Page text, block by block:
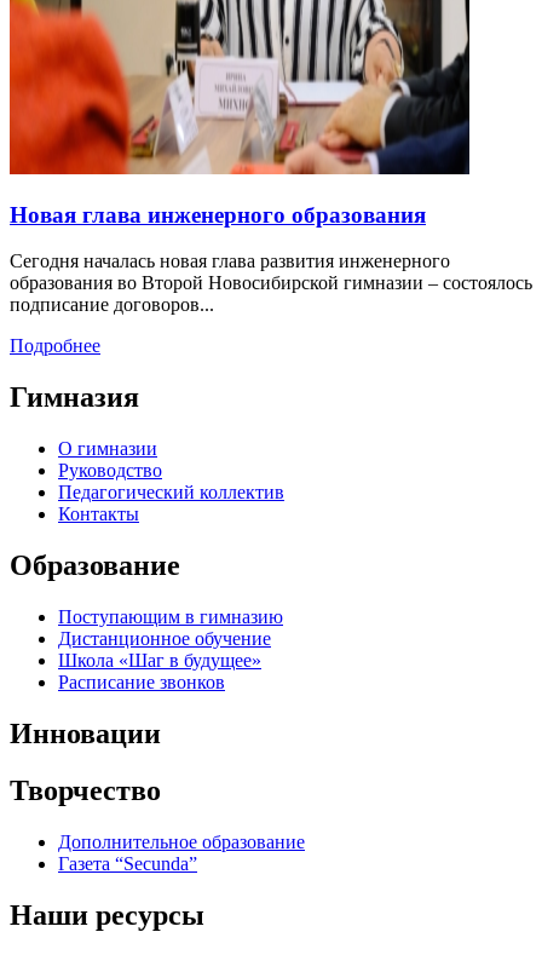
Новая глава инженерного образования
Сегодня началась новая глава развития инженерного
образования во Второй Новосибирской гимназии – состоялось
подписание договоров...
Подробнее
Гимназия
О гимназии
Руководство
Педагогический коллектив
Контакты
Образование
Поступающим в гимназию
Дистанционное обучение
Школа «Шаг в будущее»
Расписание звонков
Инновации
Творчество
Дополнительное образование
Газета “Secunda”
Наши ресурсы